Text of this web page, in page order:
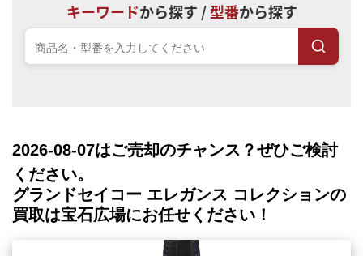
キーワードから探す /型番から探す
2026-08-07はご売却のチャンス？ぜひご検討
ください。
グランドセイコー エレガンス コレクションの
買取は宝石広場にお任せください！